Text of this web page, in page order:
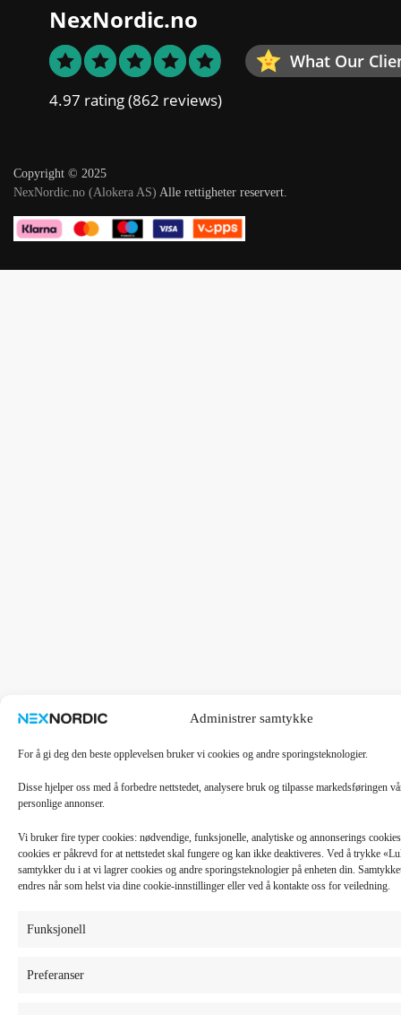
Administrer samtykke
For å gi deg den beste opplevelsen bruker vi cookies og andre sporingsteknologier.
Disse hjelper oss med å forbedre nettstedet, analysere bruk og tilpasse markedsføringen
personlige annonser.
Vi bruker fire typer cookies: nødvendige, funksjonelle, analytiske og annonserings
cookies er påkrevd for at nettstedet skal fungere og kan ikke deaktiveres. Ved å trykke
samtykker du i at vi lagrer cookies og andre sporingsteknologier på enheten din.
endres når som helst via dine cookie-innstillinger eller ved å kontakte oss for veiledning.
Funksjonell
Preferanser
NexNordic.no
What Our
4.97 rating(862 reviews)
Copyright © 2025
NexNordic.no (Alokera AS) Alle rettigheter reservert.